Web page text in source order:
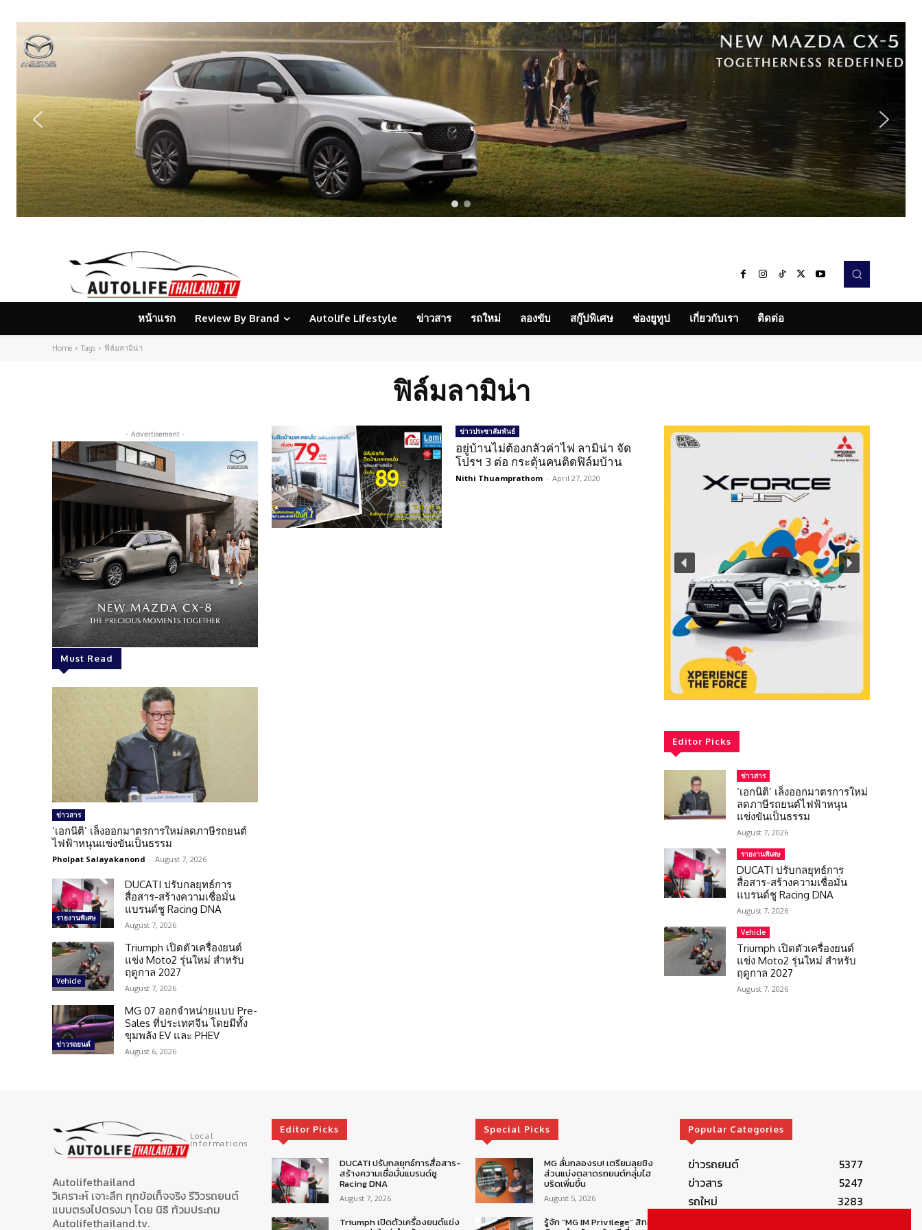
หน้าแรก Review By Brand Autolife Lifestyle ข่าวสาร รถใหม่ ลองขับ สกู๊ปพิเศษ ช่องยูทูป เกี่ยวกับเรา ติดต่อ
Home Tags ฟิล์มลามิน่า
ฟิล์มลามิน่า
- Advertisement -
Must Read
ข่าวสาร
‘เอกนิติ’ เล็งออกมาตรการใหม่ลดภาษีรถยนต์
ไฟฟ้าหนุนแข่งขันเป็นธรรม
Pholpat Salayakanond - August 7, 2026
รายงานพิเศษ
DUCATI ปรับกลยุทธ์การ
สื่อสาร-สร้างความเชื่อมั่น
แบรนด์ชู Racing DNA
August 7, 2026
Vehicle
Triumph เปิดตัวเครื่องยนต์
แข่ง Moto2 รุ่นใหม่ สำหรับ
ฤดูกาล 2027
August 7, 2026
ข่าวรถยนต์
MG 07 ออกจำหน่ายแบบ Pre-
Sales ที่ประเทศจีน โดยมีทั้ง
ขุมพลัง EV และ PHEV
August 6, 2026
ข่าวประชาสัมพันธ์
อยู่บ้านไม่ต้องกลัวค่าไฟ ลามิน่า จัด
โปรฯ 3 ต่อ กระตุ้นคนติดฟิล์มบ้าน
Nithi Thuamprathom - April 27, 2020
Editor Picks
ข่าวสาร
‘เอกนิติ’ เล็งออกมาตรการใหม่
ลดภาษีรถยนต์ไฟฟ้าหนุน
แข่งขันเป็นธรรม
August 7, 2026
รายงานพิเศษ
DUCATI ปรับกลยุทธ์การ
สื่อสาร-สร้างความเชื่อมั่น
แบรนด์ชู Racing DNA
August 7, 2026
Vehicle
Triumph เปิดตัวเครื่องยนต์
แข่ง Moto2 รุ่นใหม่ สำหรับ
ฤดูกาล 2027
August 7, 2026
Local
Informations
Autolifethailand
วิเคราะห์ เจาะลึก ทุกข้อเท็จจริง รีวิวรถยนต์
แบบตรงไปตรงมา โดย นิธิ ท้วมประถม
Autolifethailand.tv.
Editor Picks
DUCATI ปรับกลยุทธ์การสื่อสาร-
สร้างความเชื่อมั่นแบรนด์ชู
Racing DNA
August 7, 2026
Triumph เปิดตัวเครื่องยนต์แข่ง
Special Picks
MG ลั่นกลองรบ! เตรียมลุยชิง
ส่วนแบ่งตลาดรถยนต์กลุ่มไฮ
บริดเพิ่มขึ้น
August 5, 2026
รู้จัก “MG IM Privilege” สิทธิ
Popular Categories
ข่าวรถยนต์
5377
ข่าวสาร
5247
รถใหม่
3283